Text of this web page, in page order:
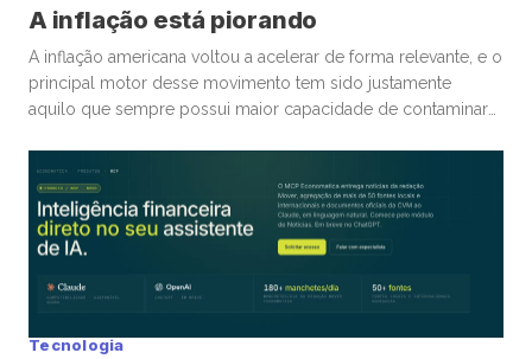
A inflação está piorando
A inflação americana voltou a acelerar de forma relevante, e o
principal motor desse movimento tem sido justamente
aquilo que sempre possui maior capacidade de contaminar
de Ormuz trouxe novamente para o centro da discussão um
tema que […]
Tecnologia